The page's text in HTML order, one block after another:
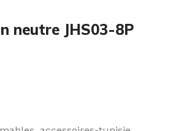
neutre JHS03-8P